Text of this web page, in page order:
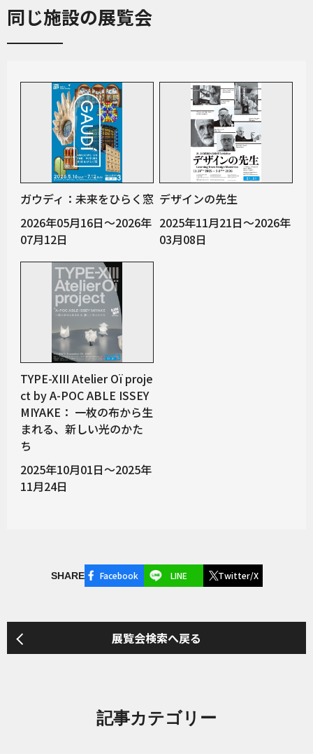
同じ施設の展覧会
ガウディ：未来をひらく窓
2026年05月16日～2026年
07月12日
デザインの先生
2025年11月21日～2026年
03月08日
TYPE-XIII Atelier Oï proje
ct by A-POC ABLE ISSEY
MIYAKE： 一枚の布から生
まれる、新しい光のかた
ち
2025年10月01日～2025年
11月24日
SHARE Facebook LINE Twitter/X
展覧会検索へ戻る
記事カテゴリー